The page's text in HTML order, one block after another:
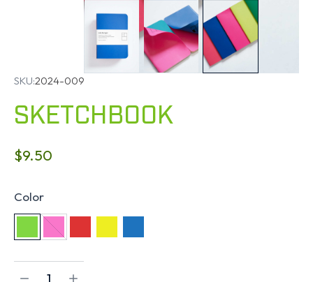
SKU:2024-009
SKETCHBOOK
$9.50
Color